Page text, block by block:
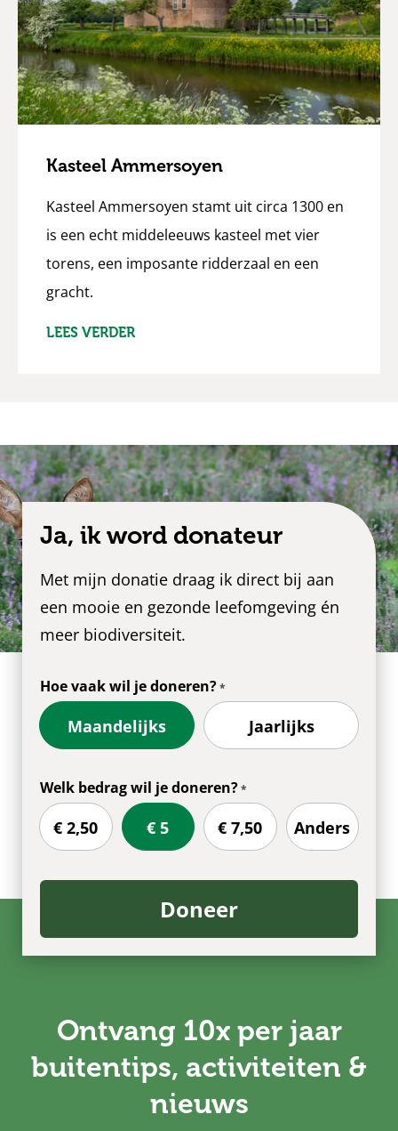
Kasteel Ammersoyen
Kasteel Ammersoyen stamt uit circa 1300 en
is een echt middeleeuws kasteel met vier
torens, een imposante ridderzaal en een
gracht.
LEES VERDER
Ja, ik word donateur
Met mijn donatie draag ik direct bij aan
een mooie en gezonde leefomgeving én
meer biodiversiteit.
Hoe vaak wil je doneren?
Maandelijks Jaarlijks
Welk bedrag wil je doneren?
€ 2,50 € 5 € 7,50 Anders
Doneer
Ontvang 10x per jaar
buitentips, activiteiten &
nieuws